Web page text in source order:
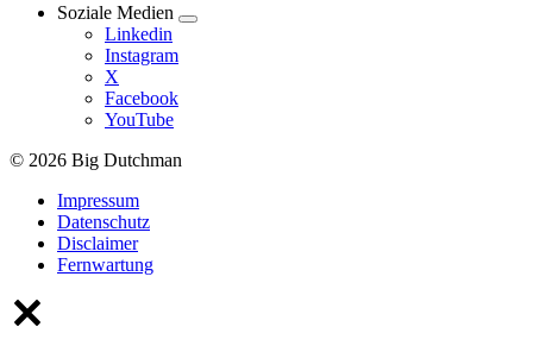
Soziale Medien
Linkedin
Instagram
X
Facebook
YouTube
© 2026 Big Dutchman
Impressum
Datenschutz
Disclaimer
Fernwartung